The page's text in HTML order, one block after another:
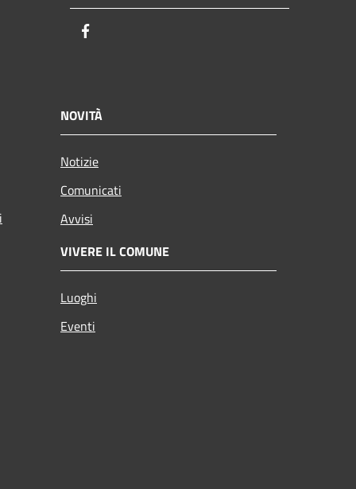
NOVITÀ
Notizie
Comunicati
Avvisi
VIVERE IL COMUNE
Luoghi
Eventi